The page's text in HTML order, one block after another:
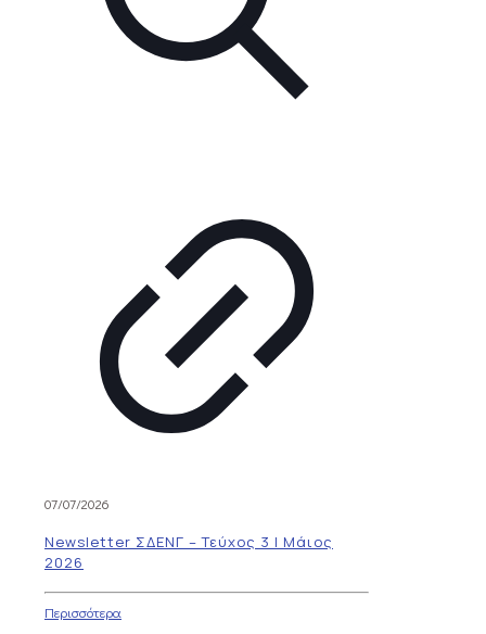
07/07/2026
Newsletter ΣΔΕΝΓ – Τεύχος 3 | Μάιος
2026
Περισσότερα